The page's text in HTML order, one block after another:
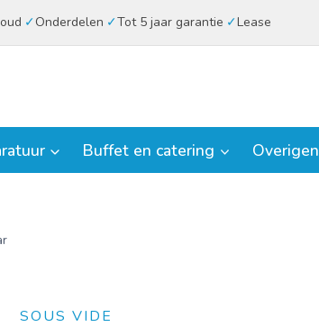
Onderdelen Tot 5 jaar garantie Lease
Buffet en catering Overigen
SOUS VIDE